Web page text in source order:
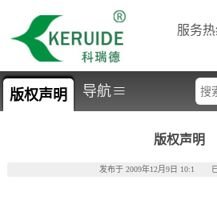
服务热
版权声明 导航≡
版权声明
发布于 2009年12月9日 10:1